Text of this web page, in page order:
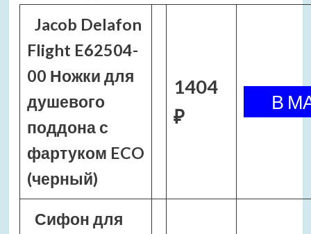
Jacob Delafon
Flight E62504-
00 Ножки для
душевого
поддона с
фартуком ECO
(черный)
1404
₽
Сифон для